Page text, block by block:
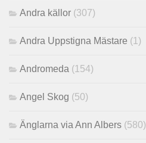
Andra källor (307)
Andra Uppstigna Mästare (1)
Andromeda (154)
Angel Skog (50)
Änglarna via Ann Albers (580)